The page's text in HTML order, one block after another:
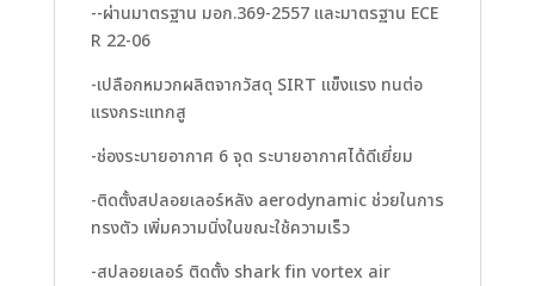
--ผ่านมาตรฐาน มอก.369-2557 และมาตรฐาน ECE
R 22-06
-เปลือกหมวกผลิตจากวัสดุ SIRT แข็งแรง ทนต่อ
แรงกระแทกสู
-ช่องระบายอากาศ 6 จุด ระบายอากาศได้ดีเยี่ยม
-ติดตั้งสปลอยเลอร์หลัง aerodynamic ช่วยในการ
ทรงตัว เพิ่มความนิ่งในขณะใช้ความเร็ว
-สปลอยเลอร์ ติดตั้ง shark fin vortex air